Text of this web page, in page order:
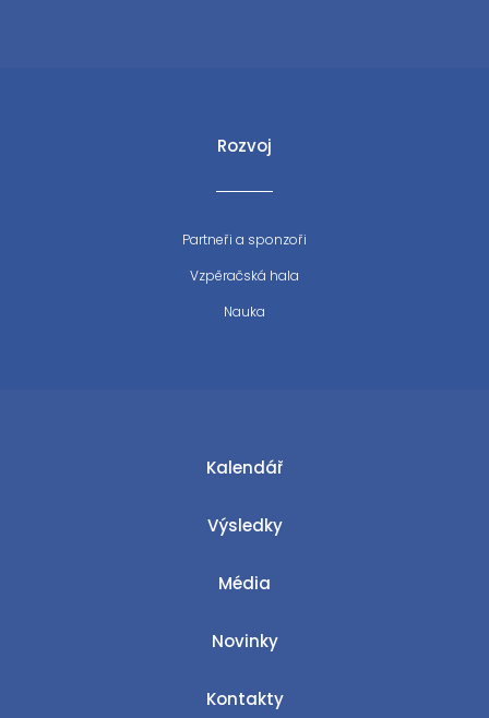
Rozvoj
Partneři a sponzoři
Vzpěračská hala
Nauka
Kalendář
Výsledky
Média
Novinky
Kontakty